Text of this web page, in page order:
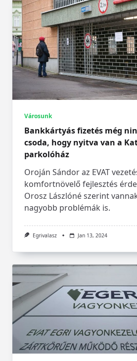
Városunk
Bankkártyás fizetés még
csoda, hogy nyitva van a
parkolóház
Oroján Sándor az EVAT
komfortnövelő fejlesztés
Orosz Lászlóné szerint
nagyobb problémák is.
Egrivalasz Jan 13, 2024